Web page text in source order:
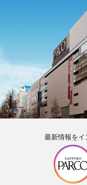
最新情報をイ